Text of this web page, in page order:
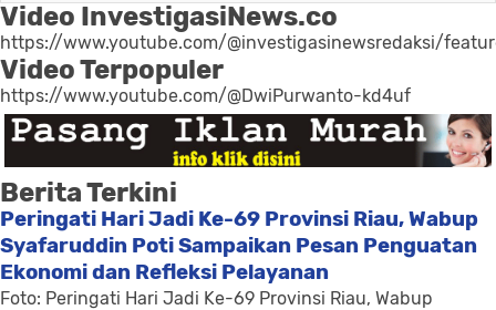
Video InvestigasiNews.co
https://www.youtube.com/@investigasinewsredaksi/
Video Terpopuler
https://www.youtube.com/@DwiPurwanto-kd4uf
Berita Terkini
Peringati Hari Jadi Ke-69 Provinsi Riau, Wabup
Syafaruddin Poti Sampaikan Pesan Penguatan
Ekonomi dan Refleksi Pelayanan
Foto: Peringati Hari Jadi Ke-69 Provinsi Riau, Wabup